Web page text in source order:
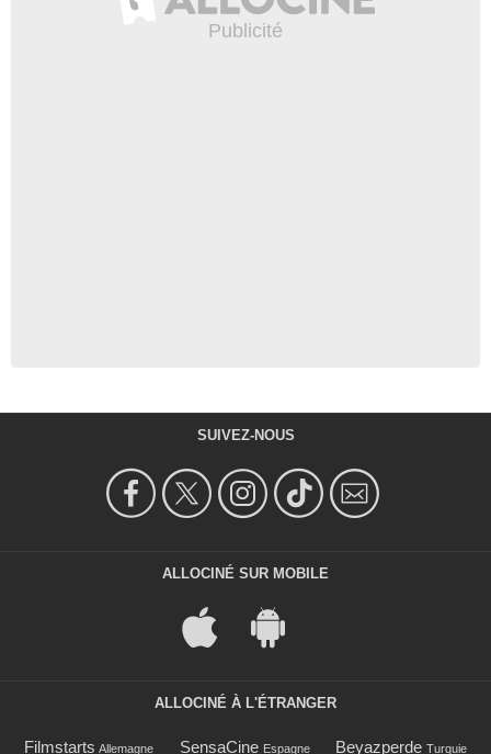
SUIVEZ-NOUS
ALLOCINÉ SUR MOBILE
ALLOCINÉ À L'ÉTRANGER
Filmstarts Allemagne SensaCine Espagne Beyazperde Turquie